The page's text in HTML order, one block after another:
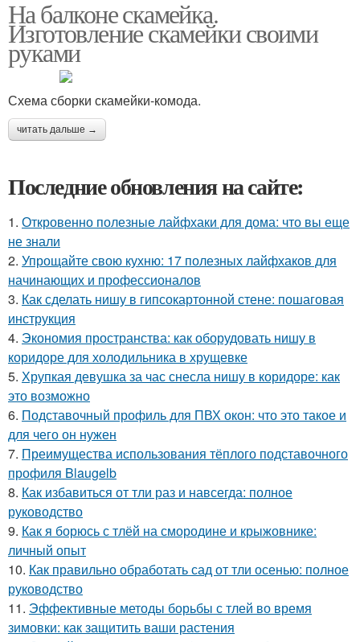
На балконе скамейка.
Изготовление скамейки своими
руками
Схема сборки скамейки-комода.
читать дальше →
Последние обновления на сайте:
1. Откровенно полезные лайфхаки для дома: что вы еще
не знали
2. Упрощайте свою кухню: 17 полезных лайфхаков для
начинающих и профессионалов
3. Как сделать нишу в гипсокартонной стене: пошаговая
инструкция
4. Экономия пространства: как оборудовать нишу в
коридоре для холодильника в хрущевке
5. Хрупкая девушка за час снесла нишу в коридоре: как
это возможно
6. Подставочный профиль для ПВХ окон: что это такое и
для чего он нужен
7. Преимущества использования тёплого подставочного
профиля Blaugelb
8. Как избавиться от тли раз и навсегда: полное
руководство
9. Как я борюсь с тлёй на смородине и крыжовнике:
личный опыт
10. Как правильно обработать сад от тли осенью: полное
руководство
11. Эффективные методы борьбы с тлей во время
зимовки: как защитить ваши растения